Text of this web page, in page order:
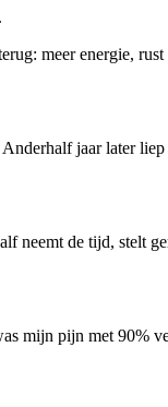
meer energie,
jaar later
neemt de tijd, stelt
mijn pijn met 90%